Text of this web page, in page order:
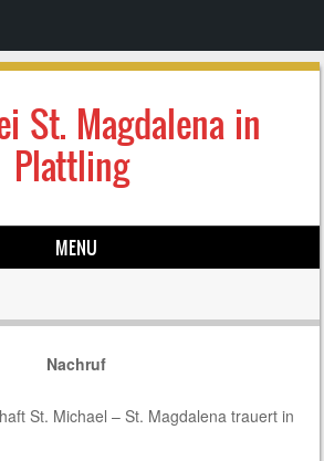
St. Magdalena in
Plattling
MENU
Nachruf
St. Michael – St. Magdalena trauert in